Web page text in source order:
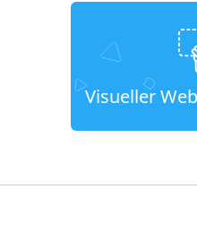
Visueller